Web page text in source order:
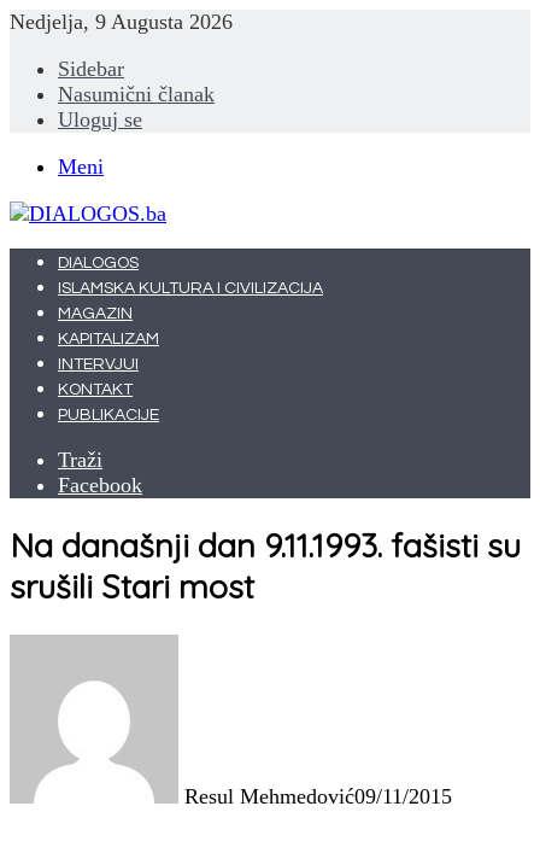
Nedjelja, 9 Augusta 2026
Sidebar
Nasumični članak
Uloguj se
Meni
DIALOGOS
ISLAMSKA KULTURA I CIVILIZACIJA
MAGAZIN
KAPITALIZAM
INTERVJUI
KONTAKT
PUBLIKACIJE
Traži
Facebook
Na današnji dan 9.11.1993. fašisti su
srušili Stari most
Resul Mehmedović09/11/2015